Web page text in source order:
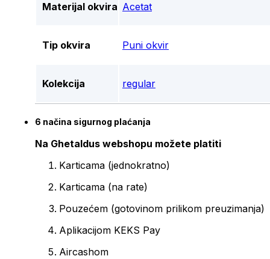
Materijal okvira Acetat
Tip okvira Puni okvir
Kolekcija regular
6 načina sigurnog plaćanja
Na Ghetaldus webshopu možete platiti
Karticama (jednokratno)
Karticama (na rate)
Pouzećem (gotovinom prilikom preuzimanja)
Aplikacijom KEKS Pay
Aircashom